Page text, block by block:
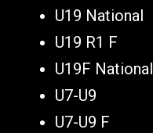
U19 National
U19 R1 F
U19F National
U7-U9
U7-U9 F